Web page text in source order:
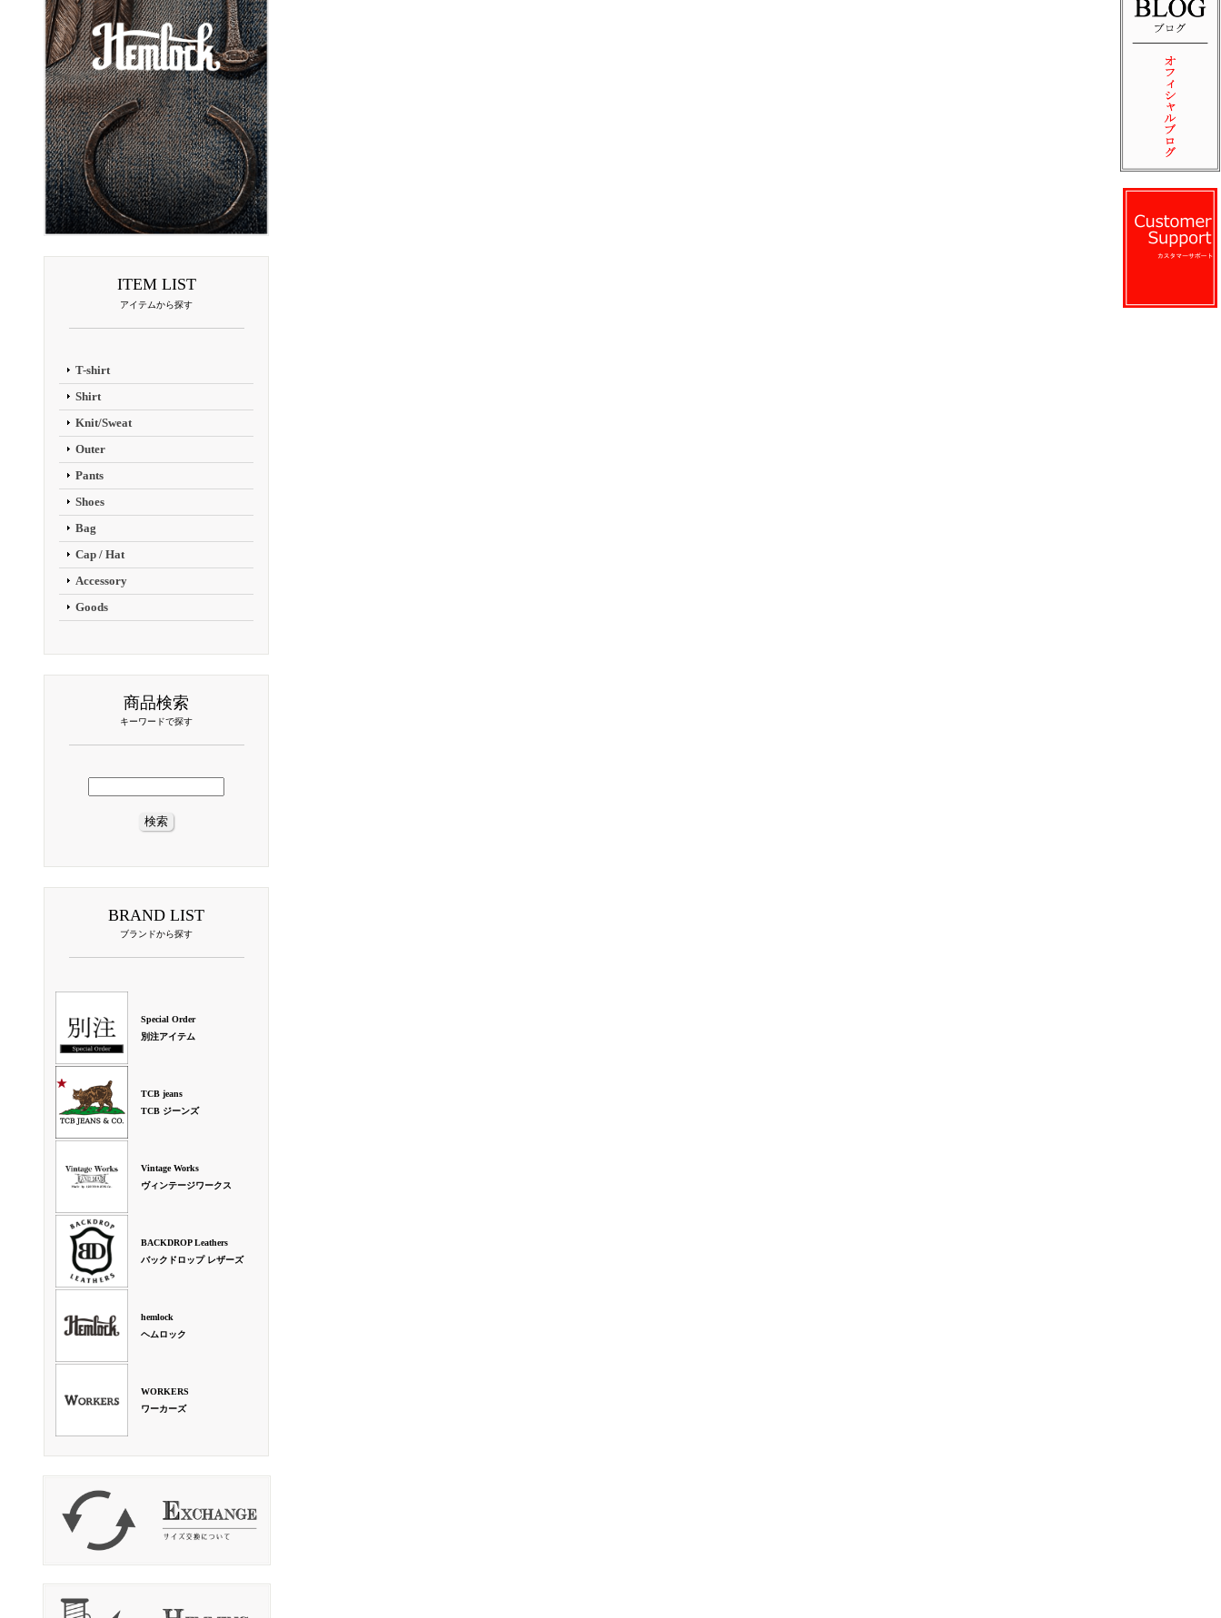
ITEM LIST
アイテムから探す
T-shirt
Shirt
Knit/Sweat
Outer
Pants
Shoes
Bag
Cap / Hat
Accessory
Goods
商品検索
キーワードで探す
BRAND LIST
ブランドから探す
Special Order
別注アイテム
TCB jeans
TCB ジーンズ
Vintage Works
ヴィンテージワークス
BACKDROP Leathers
バックドロップ レザーズ
hemlock
ヘムロック
WORKERS
ワーカーズ